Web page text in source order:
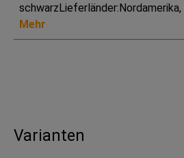
schwarzLieferländer:Nordamerika,
Mehr
Varianten